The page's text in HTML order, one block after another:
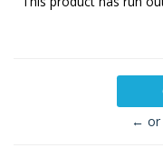
← or